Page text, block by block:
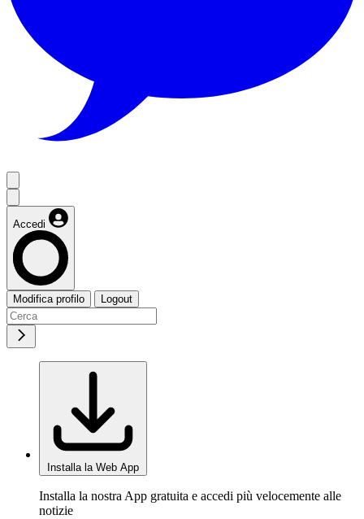
Accedi
Modifica profilo Logout
Installa la Web App
Installa la nostra App gratuita e accedi più velocemente alle
notizie